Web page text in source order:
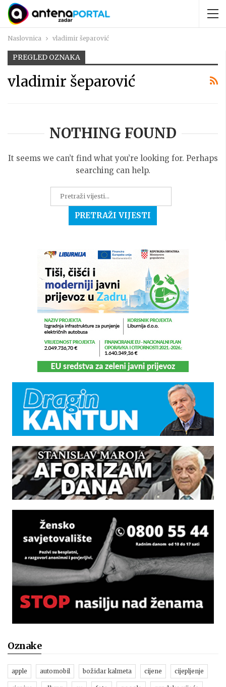
Naslovnica vladimir šeparović
PREGLED OZNAKA
vladimir šeparović
NOTHING FOUND
It seems we can’t find what you’re looking for. Perhaps
searching can help.
Oznake
apple automobil božidar kalmeta cijene cijepljenje